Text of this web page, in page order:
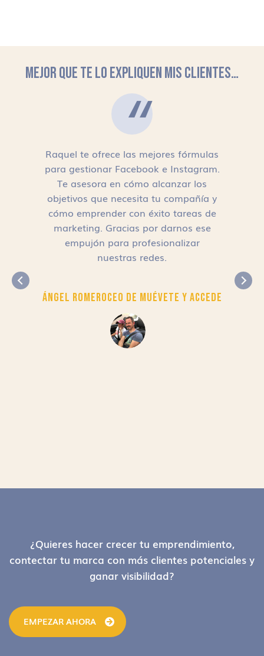
MEJOR QUE TE LO EXPLIQUEN MIS CLIENTES…
Raquel te ofrece las mejores fórmulas
para gestionar Facebook e Instagram.
Te asesora en cómo alcanzar los
objetivos que necesita tu compañía y
cómo emprender con éxito tareas de
marketing. Gracias por darnos ese
empujón para profesionalizar
nuestras redes.
Ángel RomeroCEO de Muévete y Accede
Footer¿Quieres hacer crecer tu emprendimiento,
contectar tu marca con más clientes potenciales y
ganar visibilidad?
EMPEZAR AHORA